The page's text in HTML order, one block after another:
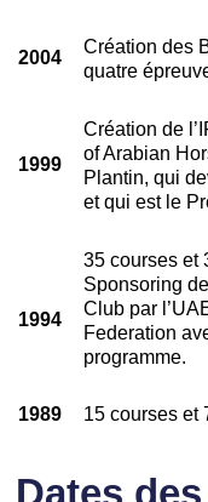
2004
Création des
quatre
1999
Création de
of Arabian
Plantin, qui
et qui est le
1994
35 courses et
Sponsoring
Club par
Federation
programme.
1989 15 courses et
Dates